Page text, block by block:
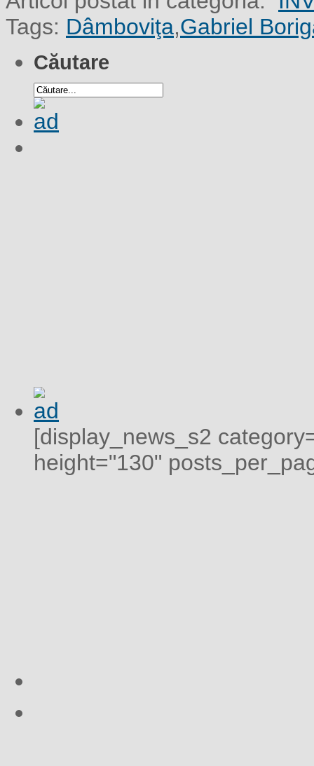
Tags: Dâmboviţa,Gabriel
Căutare
[display_news_s2
height="130"